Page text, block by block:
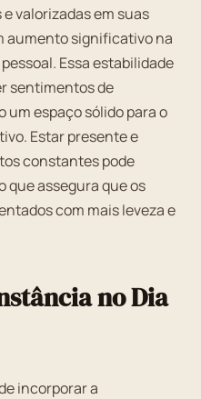
valorizadas em suas
aumento significativo na
Essa estabilidade
sentimentos de
um espaço sólido para o
Estar presente e
constantes pode
que assegura que os
com mais leveza e
no Dia
incorporar a